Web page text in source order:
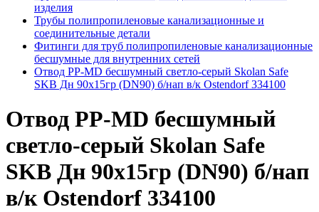
изделия
Трубы полипропиленовые канализационные и
соединительные детали
Фитинги для труб полипропиленовые канализационные
бесшумные для внутренних сетей
Отвод PP-MD бесшумный светло-серый Skolan Safe
SKB Дн 90х15гр (DN90) б/нап в/к Ostendorf 334100
Отвод PP-MD бесшумный
светло-серый Skolan Safe
SKB Дн 90х15гр (DN90) б/нап
в/к Ostendorf 334100